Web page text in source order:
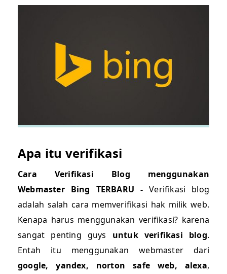
Apa itu verifikasi
Cara Verifikasi Blog menggunakan
Webmaster Bing TERBARU -Verifikasi blog
adalah salah cara memverifikasi hak milik web.
Kenapa harus menggunakan verifikasi? karena
sangat penting guys untuk verifikasi blog.
Entah itu menggunakan webmaster dari
google, yandex, norton safe web, alexa,